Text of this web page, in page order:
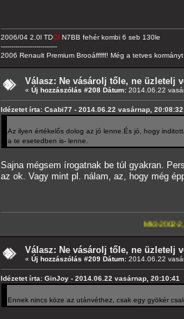
2006/04 2.0l TDCI N7BB fehér kombi 6 seb 130le
---------------------------
2006 Renault Premium Brooáfffff! Még a tetves
Válasz: Ne vásárolj tőle, ne üzletelj
« Új hozzászólás #208 Dátum: 2014.06.22
Idézetet írta: Csabi77 - 2014.06.22 vasárnap, 20:08:32
Az ilyen értékelős dolog az jó lenne.És jó, hogy
a te esetedben is- lenne.
Sajna mégsem írogatnak be túl gyakran.
az ok. Vagy mint pl. nálam, az, hogy még
Mk3-2002-2,5-V6---A4-es
Válasz: Ne vásárolj tőle, ne üzletelj
« Új hozzászólás #209 Dátum: 2014.06.22
Idézetet írta: GinJoy - 2014.06.22 vasárnap, 20:10:41
Ennek nincs köze az utánvéthez, csak egy gyökér